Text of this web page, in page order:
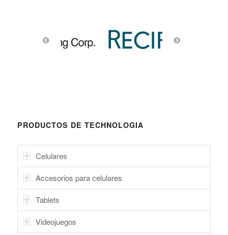
PRODUCTOS DE TECHNOLOGIA
Celulares
Accesorios para celulares
Tablets
Videojuegos